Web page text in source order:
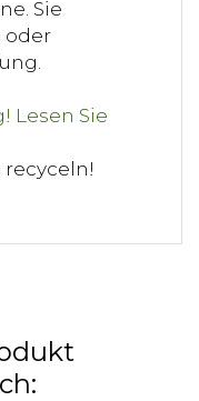
Sie
oder